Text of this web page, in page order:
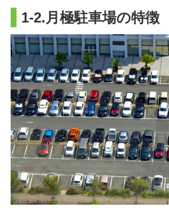
1-2.月極駐車場の特徴